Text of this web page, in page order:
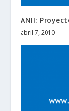
ANII:
abril 7, 2010